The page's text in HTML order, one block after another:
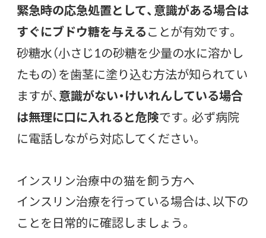
緊急時の応急処置として、意識がある場合は
すぐにブドウ糖を与えることが有効です。
砂糖水（小さじ1の砂糖を少量の水に溶かし
たもの）を歯茎に塗り込む方法が知られてい
ますが、意識がない・けいれんしている場合
は無理に口に入れると危険です。必ず病院
に電話しながら対応してください。
インスリン治療中の猫を飼う方へ
インスリン治療を行っている場合は、以下の
ことを日常的に確認しましょう。